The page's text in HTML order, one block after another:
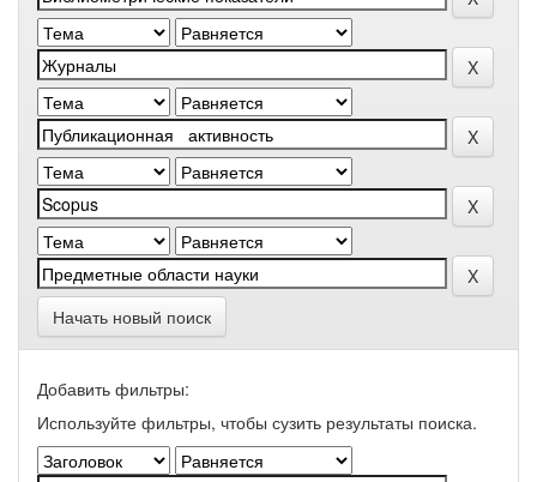
Начать новый поиск
Добавить фильтры:
Используйте фильтры, чтобы сузить результаты поиска.